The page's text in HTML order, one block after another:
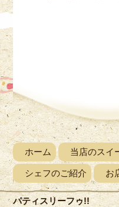
ホーム 当店のスイ
シェフのご紹介 お
パティスリーフゥ!!